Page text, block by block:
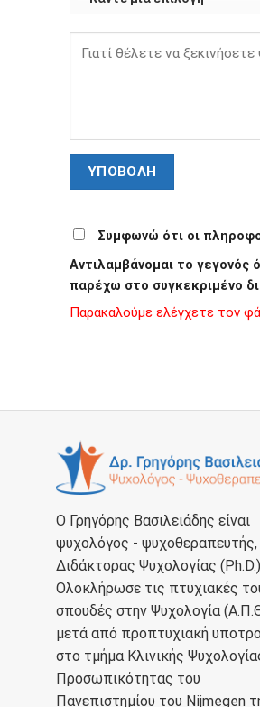
Συμφωνώ ότι οι
Αντιλαμβάνομαι το
παρέχω στο συγκεκριμένο
Παρακαλούμε ελέγχετε τον
Ο Γρηγόρης Βασιλειάδης είναι
ψυχολόγος - ψυχοθεραπευτής,
Διδάκτορας Ψυχολογίας
Ολοκλήρωσε τις πτυχιακές
σπουδές στην Ψυχολογία
μετά από προπτυχιακή
στο τμήμα Κλινικής
Προσωπικότητας του
Πανεπιστημίου του Nijmegen